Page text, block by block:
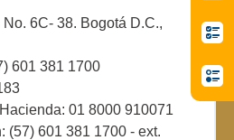
6C- 38. Bogotá D.C.,
601 381 1700
01 8000 910071
(57) 601 381 1700 - ext.